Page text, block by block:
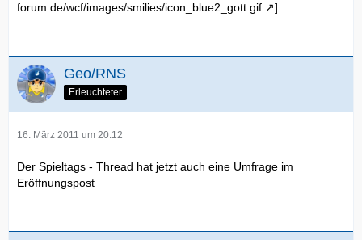
forum.de/wcf/images/smilies/icon_blue2_gott.gif
]
Geo/RNS
Erleuchteter
16. März 2011 um 20:12
Der Spieltags - Thread hat jetzt auch eine Umfrage im
Eröffnungspost